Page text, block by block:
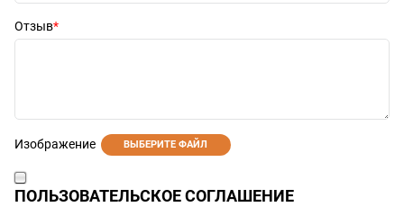
Отзыв
Изображение ВЫБЕРИТЕ ФАЙЛ
ПОЛЬЗОВАТЕЛЬСКОЕ СОГЛАШЕНИЕ